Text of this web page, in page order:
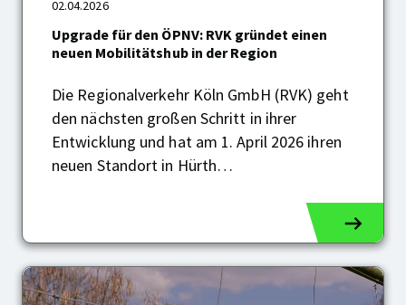
02.04.2026
Upgrade für den ÖPNV: RVK gründet einen
neuen Mobilitätshub in der Region
Die Regionalverkehr Köln GmbH (RVK) geht
den nächsten großen Schritt in ihrer
Entwicklung und hat am 1. April 2026 ihren
neuen Standort in Hürth…
für
den
ÖPNV:
gründet
einen
neuen
Mobilitätshub
in